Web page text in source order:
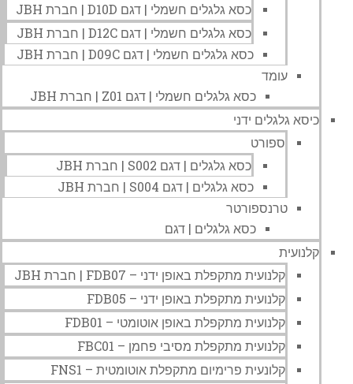
כסא גלגלים חשמלי | דגם D10D | חברת JBH
כסא גלגלים חשמלי | דגם D12C | חברת JBH
כסא גלגלים חשמלי | דגם D09C | חברת JBH
עומד
כסא גלגלים חשמלי | דגם Z01 | חברת JBH
כיסא גלגלים ידני
ספורט
כסא גלגלים | דגם S002 | חברת JBH
כסא גלגלים | דגם S004 | חברת JBH
טרנספורטר
כסא גלגלים | דגם
קלנועית
קלנועית מתקפלת באופן ידני – FDB07 | חברת JBH
קלנועית מתקפלת באופן ידני – FDB05
קלנועית מתקפלת באופן אוטומטי – FDB01
קלנועית מתקפלת מסיבי פחמן – FBC01
קלונעית פרימיום מתקפלת אוטומטית – FNS1